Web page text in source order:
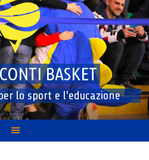
BASKET
lo sport e l'educazione